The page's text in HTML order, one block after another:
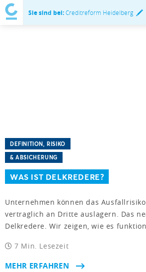
Sie sind bei:Creditreform Heidelberg
DEFINITION, RISIKO
& ABSICHERUNG
WAS IST DELKREDERE?
Unternehmen können das
vertraglich an Dritte auslagern. Das
Delkredere. Wir zeigen, wie es
7 Min. Lesezeit
MEHR ERFAHREN